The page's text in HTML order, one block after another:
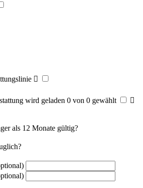

wird geladen 0 von 0 gewählt 
als 12 Monate gültig?